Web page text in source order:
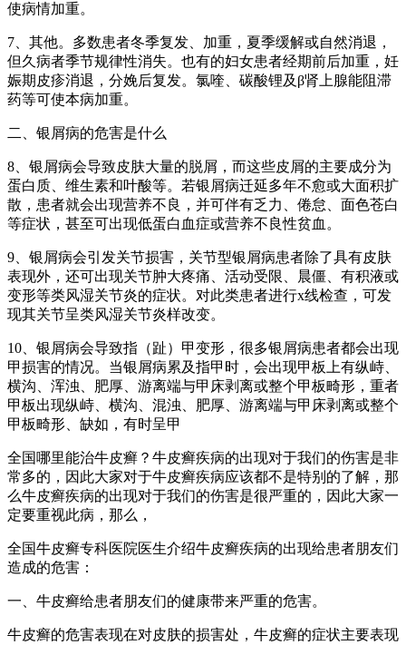
使病情加重。
7、其他。多数患者冬季复发、加重，夏季缓解或自然消退，
但久病者季节规律性消失。也有的妇女患者经期前后加重，妊
娠期皮疹消退，分娩后复发。氯喹、碳酸锂及β肾上腺能阻滞
药等可使本病加重。
二、银屑病的危害是什么
8、银屑病会导致皮肤大量的脱屑，而这些皮屑的主要成分为
蛋白质、维生素和叶酸等。若银屑病迁延多年不愈或大面积扩
散，患者就会出现营养不良，并可伴有乏力、倦怠、面色苍白
等症状，甚至可出现低蛋白血症或营养不良性贫血。
9、银屑病会引发关节损害，关节型银屑病患者除了具有皮肤
表现外，还可出现关节肿大疼痛、活动受限、晨僵、有积液或
变形等类风湿关节炎的症状。对此类患者进行x线检查，可发
现其关节呈类风湿关节炎样改变。
10、银屑病会导致指（趾）甲变形，很多银屑病患者都会出现
甲损害的情况。当银屑病累及指甲时，会出现甲板上有纵峙、
横沟、浑浊、肥厚、游离端与甲床剥离或整个甲板畸形，重者
甲板出现纵峙、横沟、混浊、肥厚、游离端与甲床剥离或整个
甲板畸形、缺如，有时呈甲
全国哪里能治牛皮癣？牛皮癣疾病的出现对于我们的伤害是非
常多的，因此大家对于牛皮癣疾病应该都不是特别的了解，那
么牛皮癣疾病的出现对于我们的伤害是很严重的，因此大家一
定要重视此病，那么，
全国牛皮癣专科医院医生介绍牛皮癣疾病的出现给患者朋友们
造成的危害：
一、牛皮癣给患者朋友们的健康带来严重的危害。
牛皮癣的危害表现在对皮肤的损害处，牛皮癣的症状主要表现